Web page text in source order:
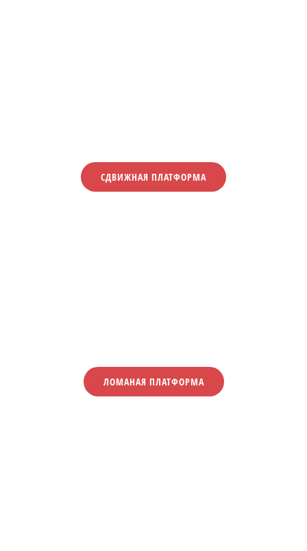
СДВИЖНАЯ ПЛАТФОРМА
ЛОМАНАЯ ПЛАТФОРМА